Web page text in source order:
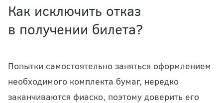
Как исключить отказ
в получении билета?
Попытки самостоятельно заняться оформлением
необходимого комплекта бумаг, нередко
заканчиваются фиаско, поэтому доверить его